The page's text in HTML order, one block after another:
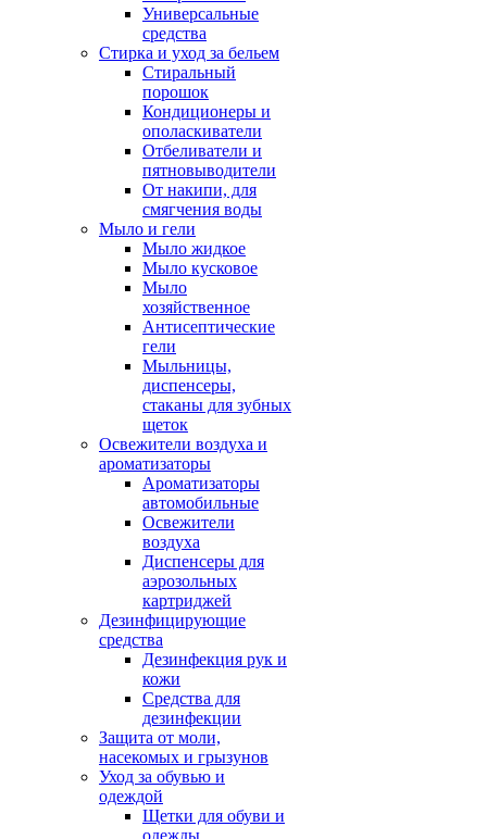
Универсальные
средства
Стирка и уход за бельем
Стиральный
порошок
Кондиционеры и
ополаскиватели
Отбеливатели и
пятновыводители
От накипи, для
смягчения воды
Мыло и гели
Мыло жидкое
Мыло кусковое
Мыло
хозяйственное
Антисептические
гели
Мыльницы,
диспенсеры,
стаканы для зубных
щеток
Освежители воздуха и
ароматизаторы
Ароматизаторы
автомобильные
Освежители
воздуха
Диспенсеры для
аэрозольных
картриджей
Дезинфицирующие
средства
Дезинфекция рук и
кожи
Средства для
дезинфекции
Защита от моли,
насекомых и грызунов
Уход за обувью и
одеждой
Щетки для обуви и
одежды